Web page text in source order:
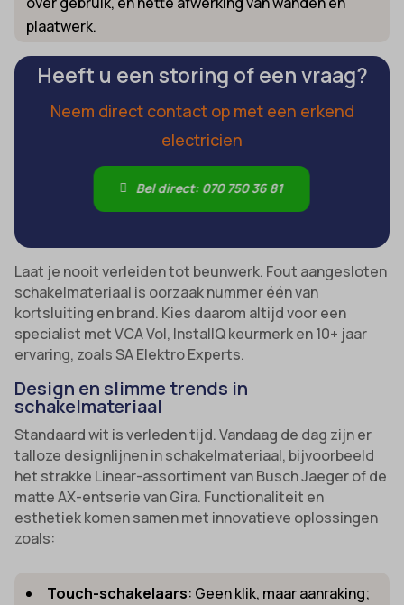
plaatwerk.
Heeft u een storing of een vraag?
Neem direct contact op met een erkend
electricien
Bel direct: 070 750 36 81
Laat je nooit verleiden tot beunwerk. Fout aangesloten
schakelmateriaal is oorzaak nummer één van
kortsluiting en brand. Kies daarom altijd voor een
specialist met VCA Vol, InstallQ keurmerk en 10+ jaar
ervaring, zoals SA Elektro Experts.
Design en slimme trends in
schakelmateriaal
Standaard wit is verleden tijd. Vandaag de dag zijn er
talloze designlijnen in schakelmateriaal, bijvoorbeeld
het strakke Linear-assortiment van Busch Jaeger of de
matte AX-entserie van Gira. Functionaliteit en
esthetiek komen samen met innovatieve oplossingen
zoals:
Touch-schakelaars: Geen klik, maar aanraking;